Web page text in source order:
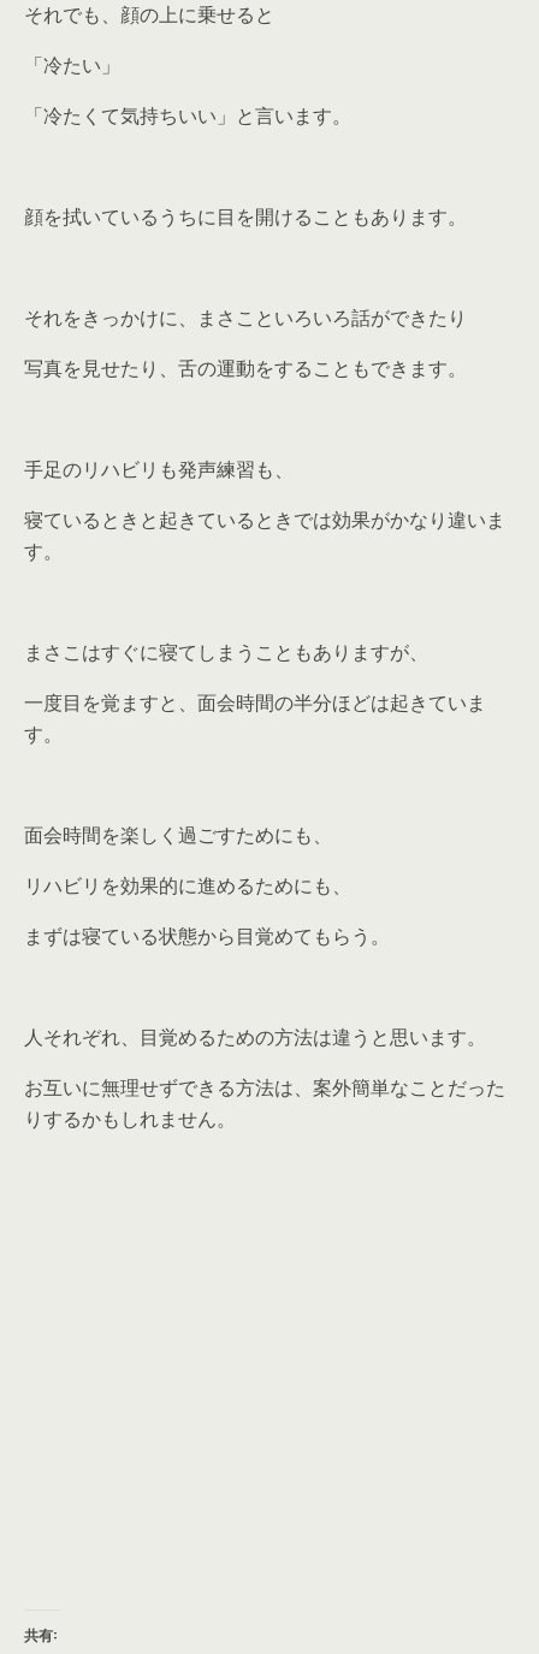
それでも、顔の上に乗せると
「冷たい」
「冷たくて気持ちいい」と言います。
顔を拭いているうちに目を開けることもあります。
それをきっかけに、まさこといろいろ話ができたり
写真を見せたり、舌の運動をすることもできます。
手足のリハビリも発声練習も、
寝ているときと起きているときでは効果がかなり違いま
す。
まさこはすぐに寝てしまうこともありますが、
一度目を覚ますと、面会時間の半分ほどは起きていま
す。
面会時間を楽しく過ごすためにも、
リハビリを効果的に進めるためにも、
まずは寝ている状態から目覚めてもらう。
人それぞれ、目覚めるための方法は違うと思います。
お互いに無理せずできる方法は、案外簡単なことだった
りするかもしれません。
共有: